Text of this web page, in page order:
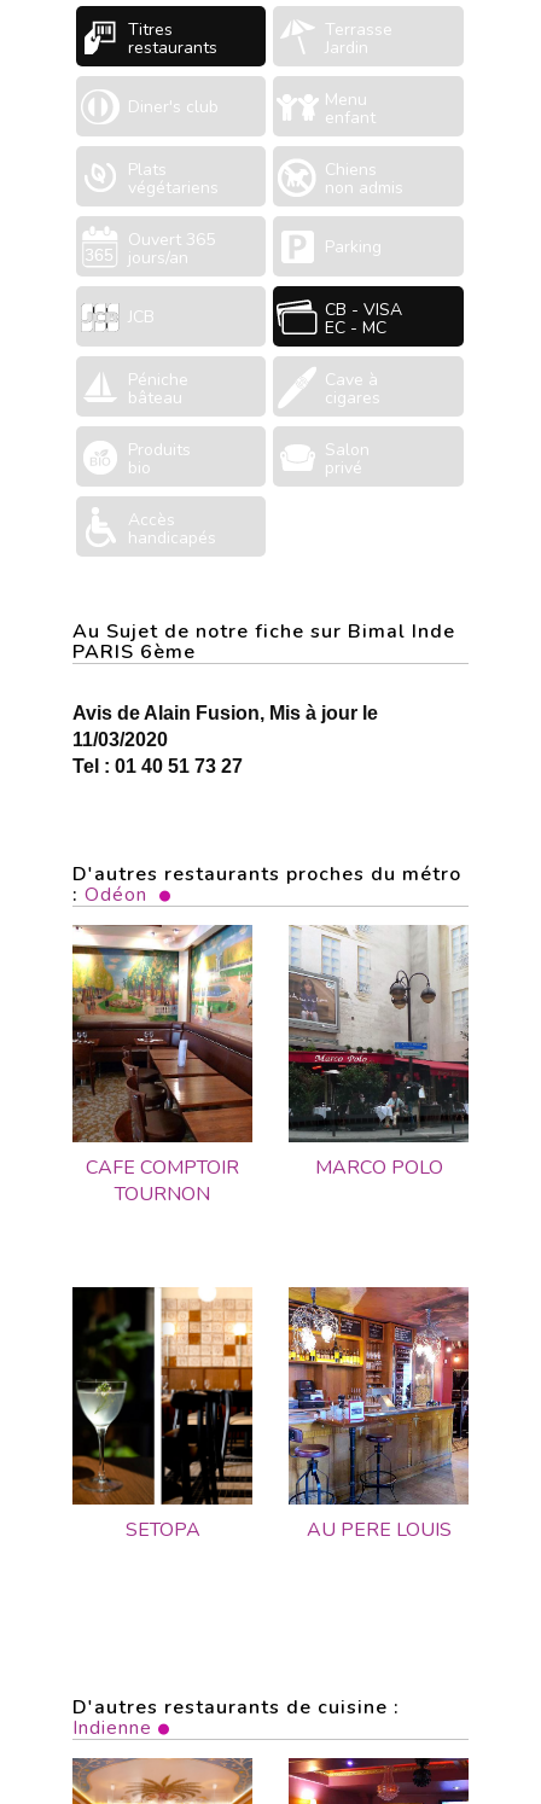
Titres
restaurants
Terrasse
Jardin
Diner's club Menu
enfant
Plats
végétariens
Chiens
non admis
Ouvert 365
jours/an Parking
JCB CB - VISA
EC - MC
Péniche
bâteau
Cave à
cigares
Produits
bio
Salon
privé
Accès
handicapés
Au Sujet de notre fiche sur Bimal Inde
PARIS 6ème
Avis de Alain Fusion, Mis à jour le
11/03/2020
Tel : 01 40 51 73 27
D'autres restaurants proches du métro
: Odéon
CAFE COMPTOIR
TOURNON
MARCO POLO
SETOPA AU PERE LOUIS
D'autres restaurants de cuisine :
Indienne